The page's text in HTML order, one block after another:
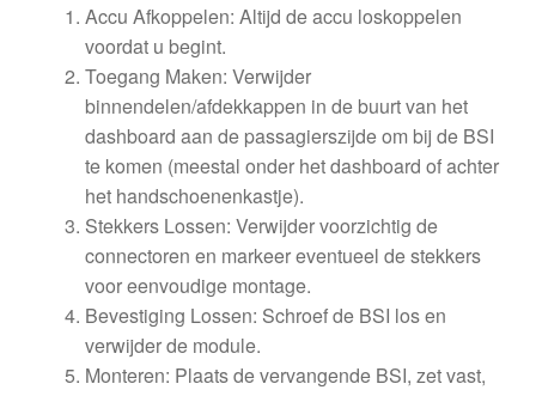
Accu Afkoppelen: Altijd de accu loskoppelen
voordat u begint.
Toegang Maken: Verwijder
binnendelen/afdekkappen in de buurt van het
dashboard aan de passagierszijde om bij de BSI
te komen (meestal onder het dashboard of achter
het handschoenenkastje).
Stekkers Lossen: Verwijder voorzichtig de
connectoren en markeer eventueel de stekkers
voor eenvoudige montage.
Bevestiging Lossen: Schroef de BSI los en
verwijder de module.
Monteren: Plaats de vervangende BSI, zet vast,